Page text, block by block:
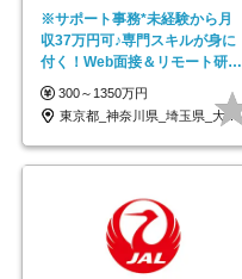
※サポート事務*未経験から月
収37万円可♪専門スキルが身に
付く！Web面接＆リモート研修
も充実♪/a
300～1350万円
東京都_神奈川県_埼玉県_大阪府_愛知県…